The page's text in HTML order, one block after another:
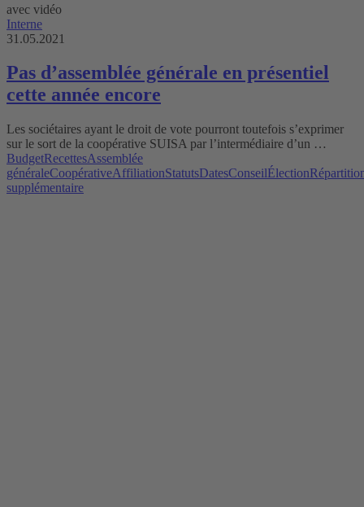
avec vidéo
Interne
31.05.2021
Pas d’assemblée générale en présentiel
cette année encore
Les sociétaires ayant le droit de vote pourront toutefois s’exprimer
sur le sort de la coopérative SUISA par l’intermédiaire d’un …
BudgetRecettesAssemblée
généraleCoopérativeAffiliationStatutsDatesConseilÉlection
supplémentaire